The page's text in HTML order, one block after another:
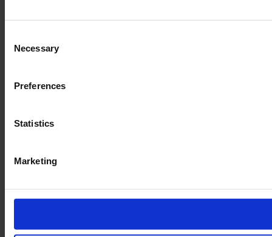
Selection
Necessary
Preferences
Statistics
Marketing